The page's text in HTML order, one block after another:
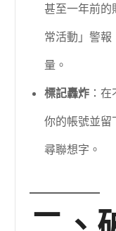
甚至一年前的
常活動」警
量。
標記轟炸 ：
你的帳號並留
尋聯想字。